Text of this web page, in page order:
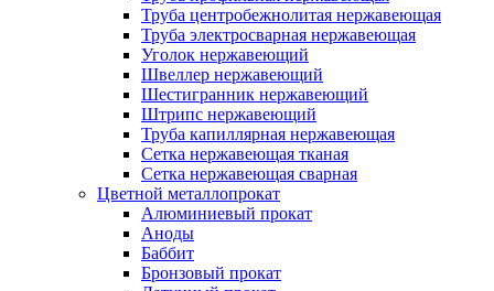
Труба центробежнолитая нержавеющая
Труба электросварная нержавеющая
Уголок нержавеющий
Швеллер нержавеющий
Шестигранник нержавеющий
Штрипс нержавеющий
Труба капиллярная нержавеющая
Сетка нержавеющая тканая
Сетка нержавеющая сварная
Цветной металлопрокат
Алюминиевый прокат
Аноды
Баббит
Бронзовый прокат